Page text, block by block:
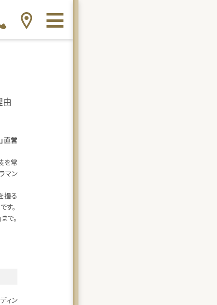
由
直営
を常
マン
撮る
す。
で。
ィン